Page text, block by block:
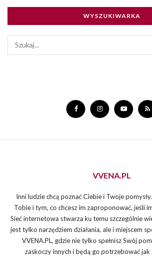
WYSZUKIWARKA
VVENA.PL
Inni ludzie chcą poznać Ciebie i Twoje
Tobie i tym, co chcesz im zaproponować, jeśli
Sieć internetowa stwarza ku temu szczególnie
jest tylko narzędziem działania, ale i miejscem
VVENA.PL, gdzie nie tylko spełnisz Swój
zaskoczy innych i będą go potrzebować jak